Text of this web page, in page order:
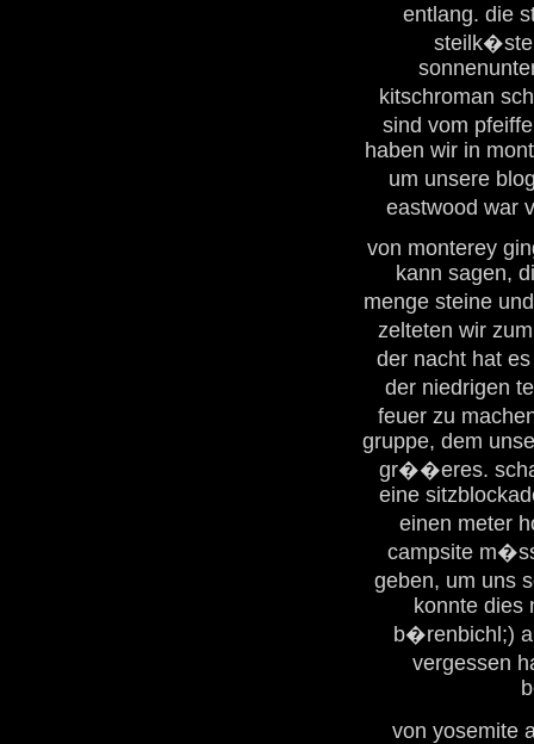
entlang. die
kitschroman
sind vom
haben wir in
um unsere
eastwood war
von monterey
kann sagen,
menge steine
zelteten wir
der nacht hat
der niedrigen
feuer zu
gruppe, dem
gr��eres.
eine
einen meter
campsite
geben, um uns
konnte dies
b�renbichl;)
vergessen
von yosemite